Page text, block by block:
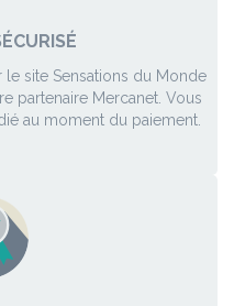
site Sensations du Monde
partenaire Mercanet. Vous
au moment du paiement.